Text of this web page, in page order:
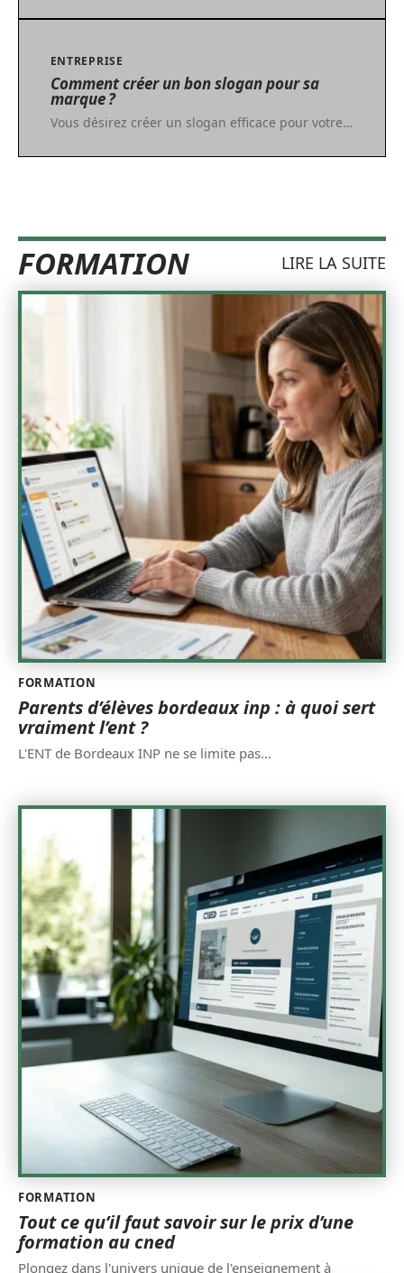
ENTREPRISE
Comment créer un bon slogan pour sa
marque ?
Vous désirez créer un slogan efficace pour votre…
FORMATION LIRE LA SUITE
FORMATION
Parents d’élèves bordeaux inp : à quoi sert
vraiment l’ent ?
L'ENT de Bordeaux INP ne se limite pas…
FORMATION
Tout ce qu’il faut savoir sur le prix d’une
formation au cned
Plongez dans l'univers unique de l'enseignement à